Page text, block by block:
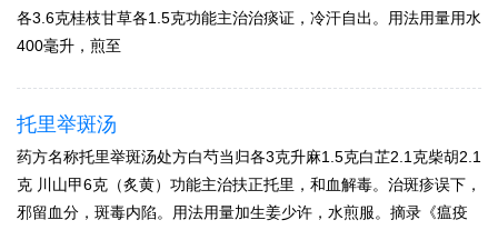
各3.6克桂枝甘草各1.5克功能主治治痰证，冷汗自出。用法用量用水
400毫升，煎至
托里举斑汤
药方名称托里举斑汤处方白芍当归各3克升麻1.5克白芷2.1克柴胡2.1
克 川山甲6克（炙黄）功能主治扶正托里，和血解毒。治斑疹误下，
邪留血分，斑毒内陷。用法用量加生姜少许，水煎服。摘录《瘟疫